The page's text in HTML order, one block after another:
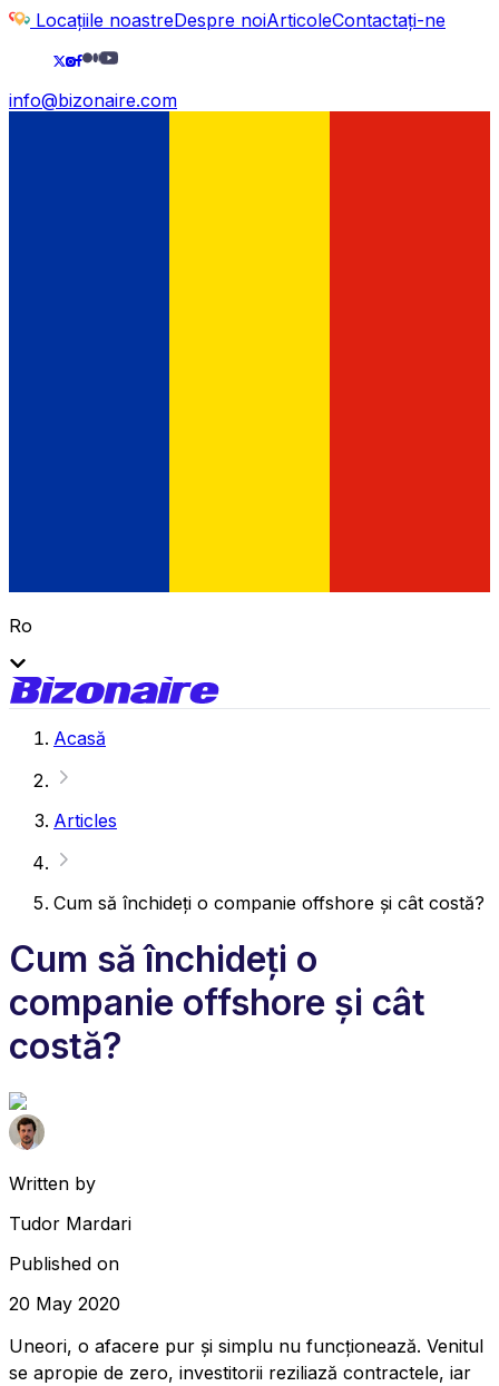
Locațiile noastreDespre noiArticoleContactați-ne
info@bizonaire.com
Ro
Acasă
Articles
Cum să închideți o companie offshore și cât costă?
Cum să închideți o
companie offshore și cât
costă?
Written by
Tudor Mardari
Published on
20 May 2020
Uneori, o afacere pur și simplu nu funcționează. Venitul
se apropie de zero, investitorii reziliază contractele, iar